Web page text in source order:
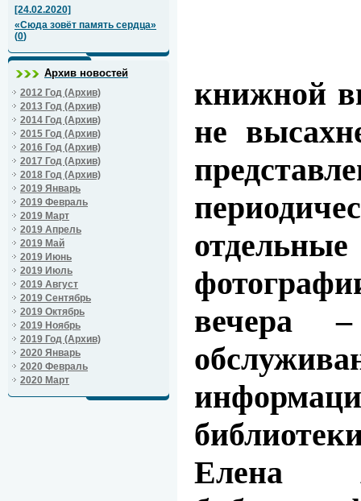
[24.02.2020]
«Сюда зовёт память сердца»
(0)
Архив новостей
2012 Год (Архив)
2013 Год (Архив)
2014 Год (Архив)
2015 Год (Архив)
2016 Год (Архив)
2017 Год (Архив)
2018 Год (Архив)
2019 Январь
2019 Февраль
2019 Март
2019 Апрель
2019 Май
2019 Июнь
2019 Июль
2019 Август
2019 Сентябрь
2019 Октябрь
2019 Ноябрь
2019 Год (Архив)
2020 Январь
2020 Февраль
2020 Март
книжной
не
вечера
Елена